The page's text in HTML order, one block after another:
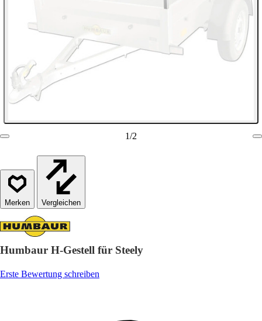
1/2
Vergleichen
Humbaur H-Gestell für Steely
Erste Bewertung schreiben